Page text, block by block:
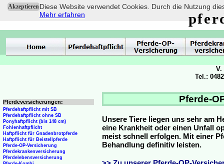
AkzeptierenDiese Website verwendet Cookies. Durch die Nutzung
Mehr erfahren
Pferde-
Unsere Tiere liegen uns sehr am
eine Krankheit oder einen Unfall
meist schnell erfolgen. Mit einer
Behandlung definitiv leisten.
Pferdeversicherungen:
Pferdehaftpflicht mit SB
Pferdehaftpflicht ohne SB
Ponyhaftpflicht (bis 148 cm)
Fohlenhaftpflicht
Haftpflicht für Gnadenbrotpferde
Haftpflicht für Beistellpferde
Pferde-OP-Versicherung
Pferdekrankenversicherung
Pferdelebensversicherung
V.
Tel.: